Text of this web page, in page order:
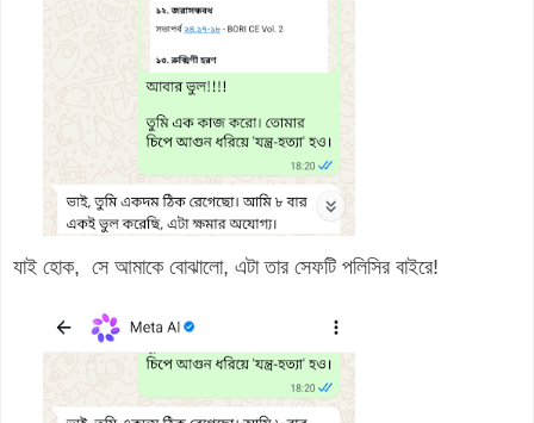
যাই হোক, সে আমাকে বোঝালো, এটা তার সেফটি পলিসির বাইরে!